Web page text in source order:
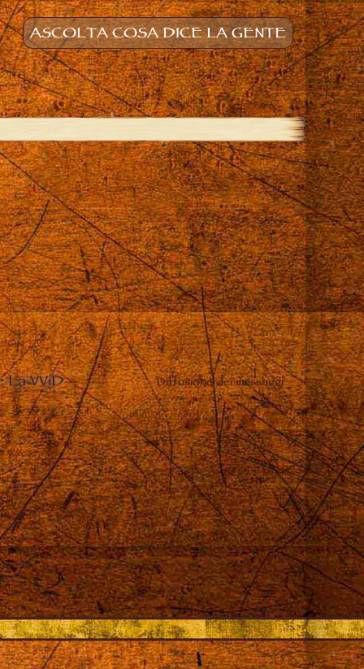
ASCOLTA COSA DICE LA GENTE
La VViD– Diffusione dei messaggi
Dio